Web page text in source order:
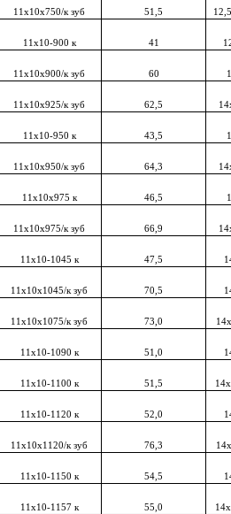
11х10х750/к зуб 51,5
11х10-900 к 41
11х10х900/к зуб 60
11х10х925/к зуб 62,5
11х10-950 к 43,5
11x10х950/к зуб 64,3
11x10х975 к 46,5
11x10х975/к зуб 66,9
11x10-1045 к 47,5
11х10х1045/к зуб 70,5
11х10х1075/к зуб 73,0
11х10-1090 к 51,0
11х10-1100 к 51,5
11х10-1120 к 52,0
11х10х1120/к зуб 76,3
11х10-1150 к 54,5
11х10-1157 к 55,0